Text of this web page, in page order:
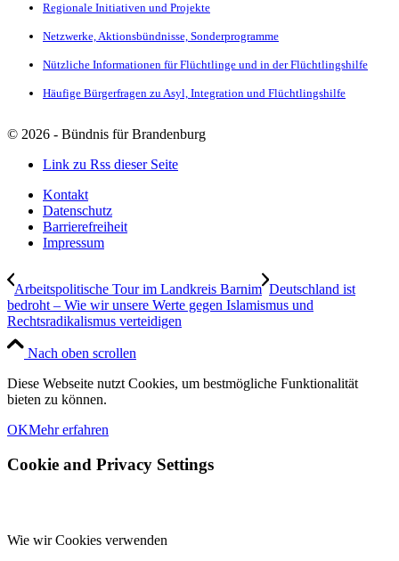
Regionale Initiativen und Projekte
Netzwerke, Aktionsbündnisse, Sonderprogramme
Nützliche Informationen für Flüchtlinge und in der Flüchtlingshilfe
Häufige Bürgerfragen zu Asyl, Integration und Flüchtlingshilfe
© 2026 - Bündnis für Brandenburg
Link zu Rss dieser Seite
Kontakt
Datenschutz
Barrierefreiheit
Impressum
Arbeitspolitische Tour im Landkreis Barnim Deutschland ist
bedroht – Wie wir unsere Werte gegen Islamismus und
Rechtsradikalismus verteidigen
Nach oben scrollen
Diese Webseite nutzt Cookies, um bestmögliche Funktionalität
bieten zu können.
OKMehr erfahren
Cookie and Privacy Settings
Wie wir Cookies verwenden